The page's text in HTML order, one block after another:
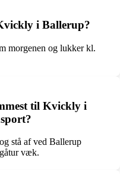
i Ballerup?
morgenen og lukker kl.
til Kvickly i
stå af ved Ballerup
væk.